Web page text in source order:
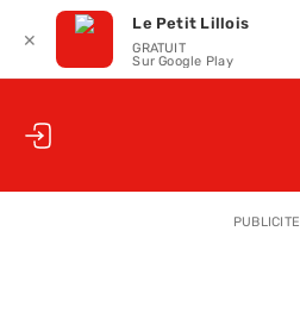
PUBLICITE
✕
Le Petit Lillois
GRATUIT
Sur Google Play